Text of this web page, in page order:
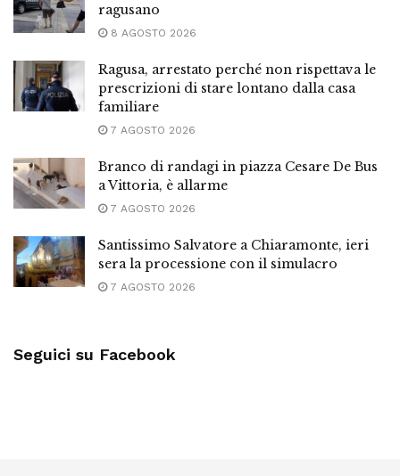
ragusano
8 AGOSTO 2026
Ragusa, arrestato perché non rispettava le
prescrizioni di stare lontano dalla casa
familiare
7 AGOSTO 2026
Branco di randagi in piazza Cesare De Bus
a Vittoria, è allarme
7 AGOSTO 2026
Santissimo Salvatore a Chiaramonte, ieri
sera la processione con il simulacro
7 AGOSTO 2026
Seguici su Facebook